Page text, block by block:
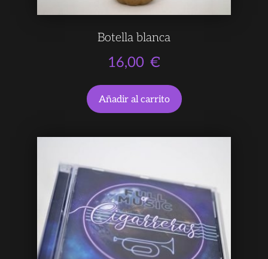
Botella blanca
16,00 €
Añadir al carrito